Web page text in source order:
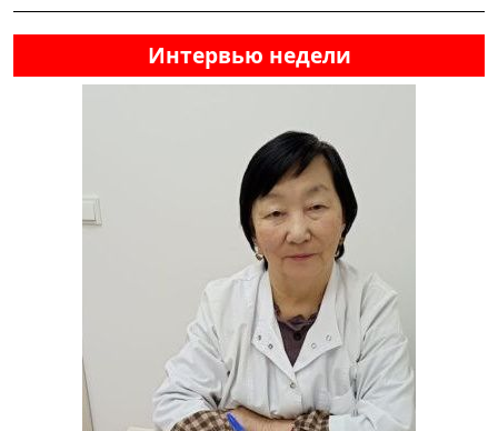
Интервью недели